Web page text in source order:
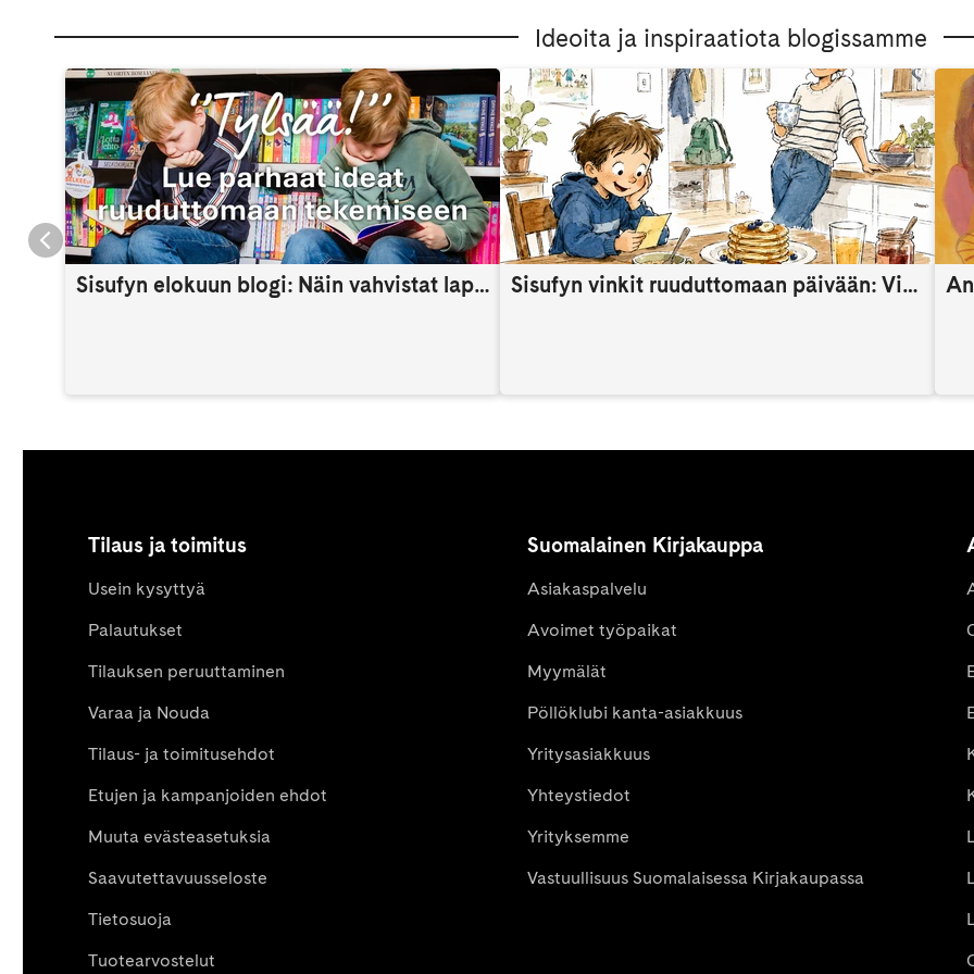
Ideoita ja inspiraatiota blogissamme
Sisufyn elokuun blogi: Näin vahvistat lapsen itsetuntoa someaikana Sisufyn vinkit ruuduttomaan päivään: Vinkki 9
Tilaus ja toimitus
Usein kysyttyä
Palautukset
Tilauksen peruuttaminen
Varaa ja Nouda
Tilaus- ja toimitusehdot
Etujen ja kampanjoiden ehdot
Muuta evästeasetuksia
Saavutettavuusseloste
Tietosuoja
Tuotearvostelut
Suomalainen Kirjakauppa
Asiakaspalvelu
Avoimet työpaikat
Myymälät
Pöllöklubi kanta-asiakkuus
Yritysasiakkuus
Yhteystiedot
Yrityksemme
Vastuullisuus Suomalaisessa Kirjakaupassa